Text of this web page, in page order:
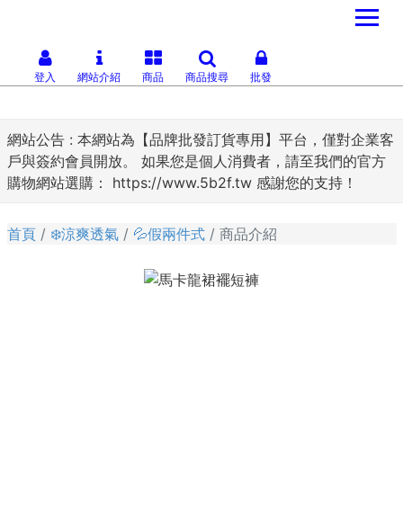
網站公告 : 本網站為【品牌批發訂貨專用】平台，僅對企業客
戶與簽約會員開放。 如果您是個人消費者，請至我們的官方
購物網站選購： https://www.5b2f.tw 感謝您的支持！
登入 網站介紹 商品 商品搜尋 批發
首頁 ❄️涼爽透氣 💦假兩件式 商品介紹